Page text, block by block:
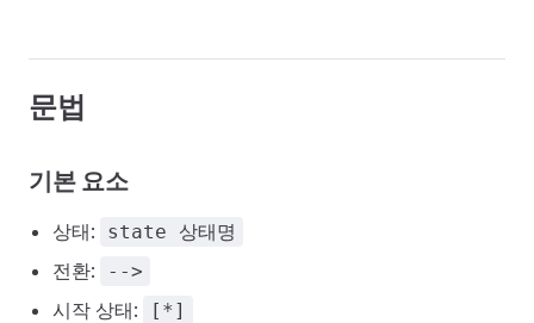
문법
기본 요소
상태: state 상태명
전환: -->
시작 상태: [*]